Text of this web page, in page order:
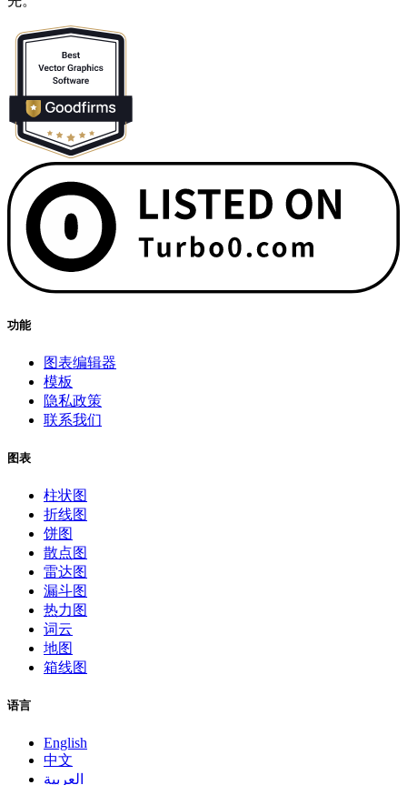
功能
图表编辑器
模板
隐私政策
联系我们
图表
柱状图
折线图
饼图
散点图
雷达图
漏斗图
热力图
词云
地图
箱线图
语言
English
中文
العربية